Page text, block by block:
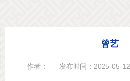
曾艺
作者： 发布时间：2025-05-12